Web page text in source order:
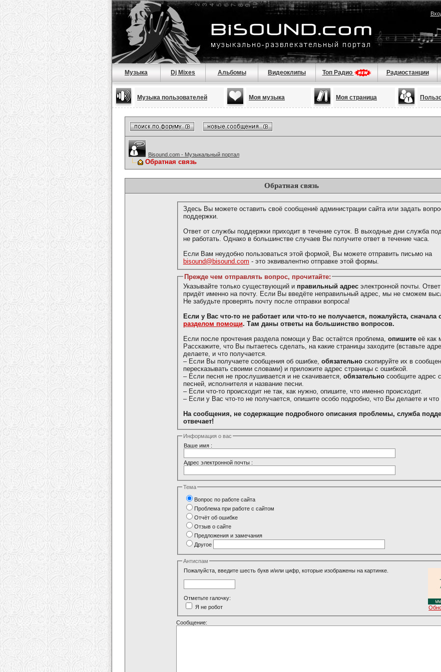
Музыка Dj Mixes Альбомы Видеоклипы Топ Радио Радиостанции
Музыка пользователей Моя музыка Моя страница
Bisound.com - Музыкальный портал
Обратная связь
Обратная связь
Здесь Вы можете оставить своё сообщениё администрации сайта или задать
поддержки.
Ответ от службы поддержки приходит в течение суток. В выходные дни служба
не работать. Однако в большинстве случаев Вы получите ответ в течение часа.
Если Вам неудобно пользоваться этой формой, Вы можете отправить письмо на
bisound@bisound.com - это эквивалентно отправке этой формы.
Прежде чем отправлять вопрос, прочитайте:
Указывайте только существующий и правильный адресэлектронной почты.
придёт именно на почту. Если Вы введёте неправильный адрес, мы не сможем
Не забудьте проверять почту после отправки вопроса!
Если у Вас что-то не работает или что-то не получается, пожалуйста,
разделом помощи . Там даны ответы на большинство вопросов.
Если после прочтения раздела помощи у Вас остаётся проблема, опишитееё как
Расскажите, что Вы пытаетесь сделать, на какие страницы заходите (вставьте
делаете, и что получается.
– Если Вы получаете сообщения об ошибке, обязательноскопируйте их в
пересказывать своими словами) и приложите адрес страницы с ошибкой.
– Если песня не прослушивается и не скачивается, обязательносообщите адрес
песней, исполнителя и название песни.
– Если что-то происходит не так, как нужно, опишите, что именно происходит.
– Если у Вас что-то не получается, опишите особо подробно, что Вы делаете и что
На сообщения, не содержащие подробного описания проблемы, служба
отвечает!
Информация о вас
Ваше имя :
Адрес электронной почты :
Тема
Вопрос по работе сайта
Проблема при работе с сайтом
Отчёт об ошибке
Отзыв о сайте
Предложения и замечания
Другое
Антиспам
Пожалуйста, введите шесть букв и/или цифр, которые изображены на картинке.
Отметьте галочку:
Я не робот
Сообщение: